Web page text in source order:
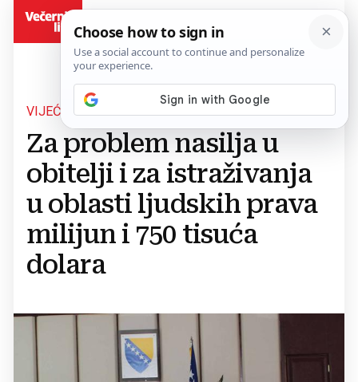
VIJEĆE MINISTARA
Za problem nasilja u
obitelji i za istraživanja
u oblasti ljudskih prava
milijun i 750 tisuća
dolara